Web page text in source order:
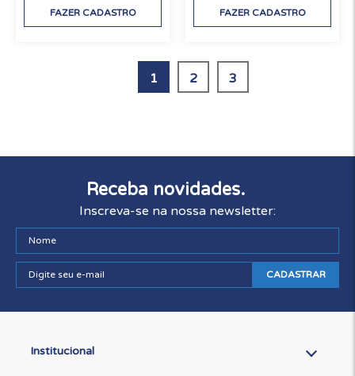
FAZER CADASTRO FAZER CADASTRO
1 2 3
Receba novidades.
Inscreva-se na nossa newsletter:
CADASTRAR
Institucional